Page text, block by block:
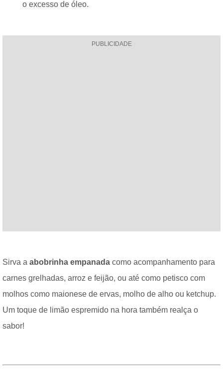
o excesso de óleo.
PUBLICIDADE
Sirva a abobrinha empanada como acompanhamento para
carnes grelhadas, arroz e feijão, ou até como petisco com
molhos como maionese de ervas, molho de alho ou ketchup.
Um toque de limão espremido na hora também realça o
sabor!